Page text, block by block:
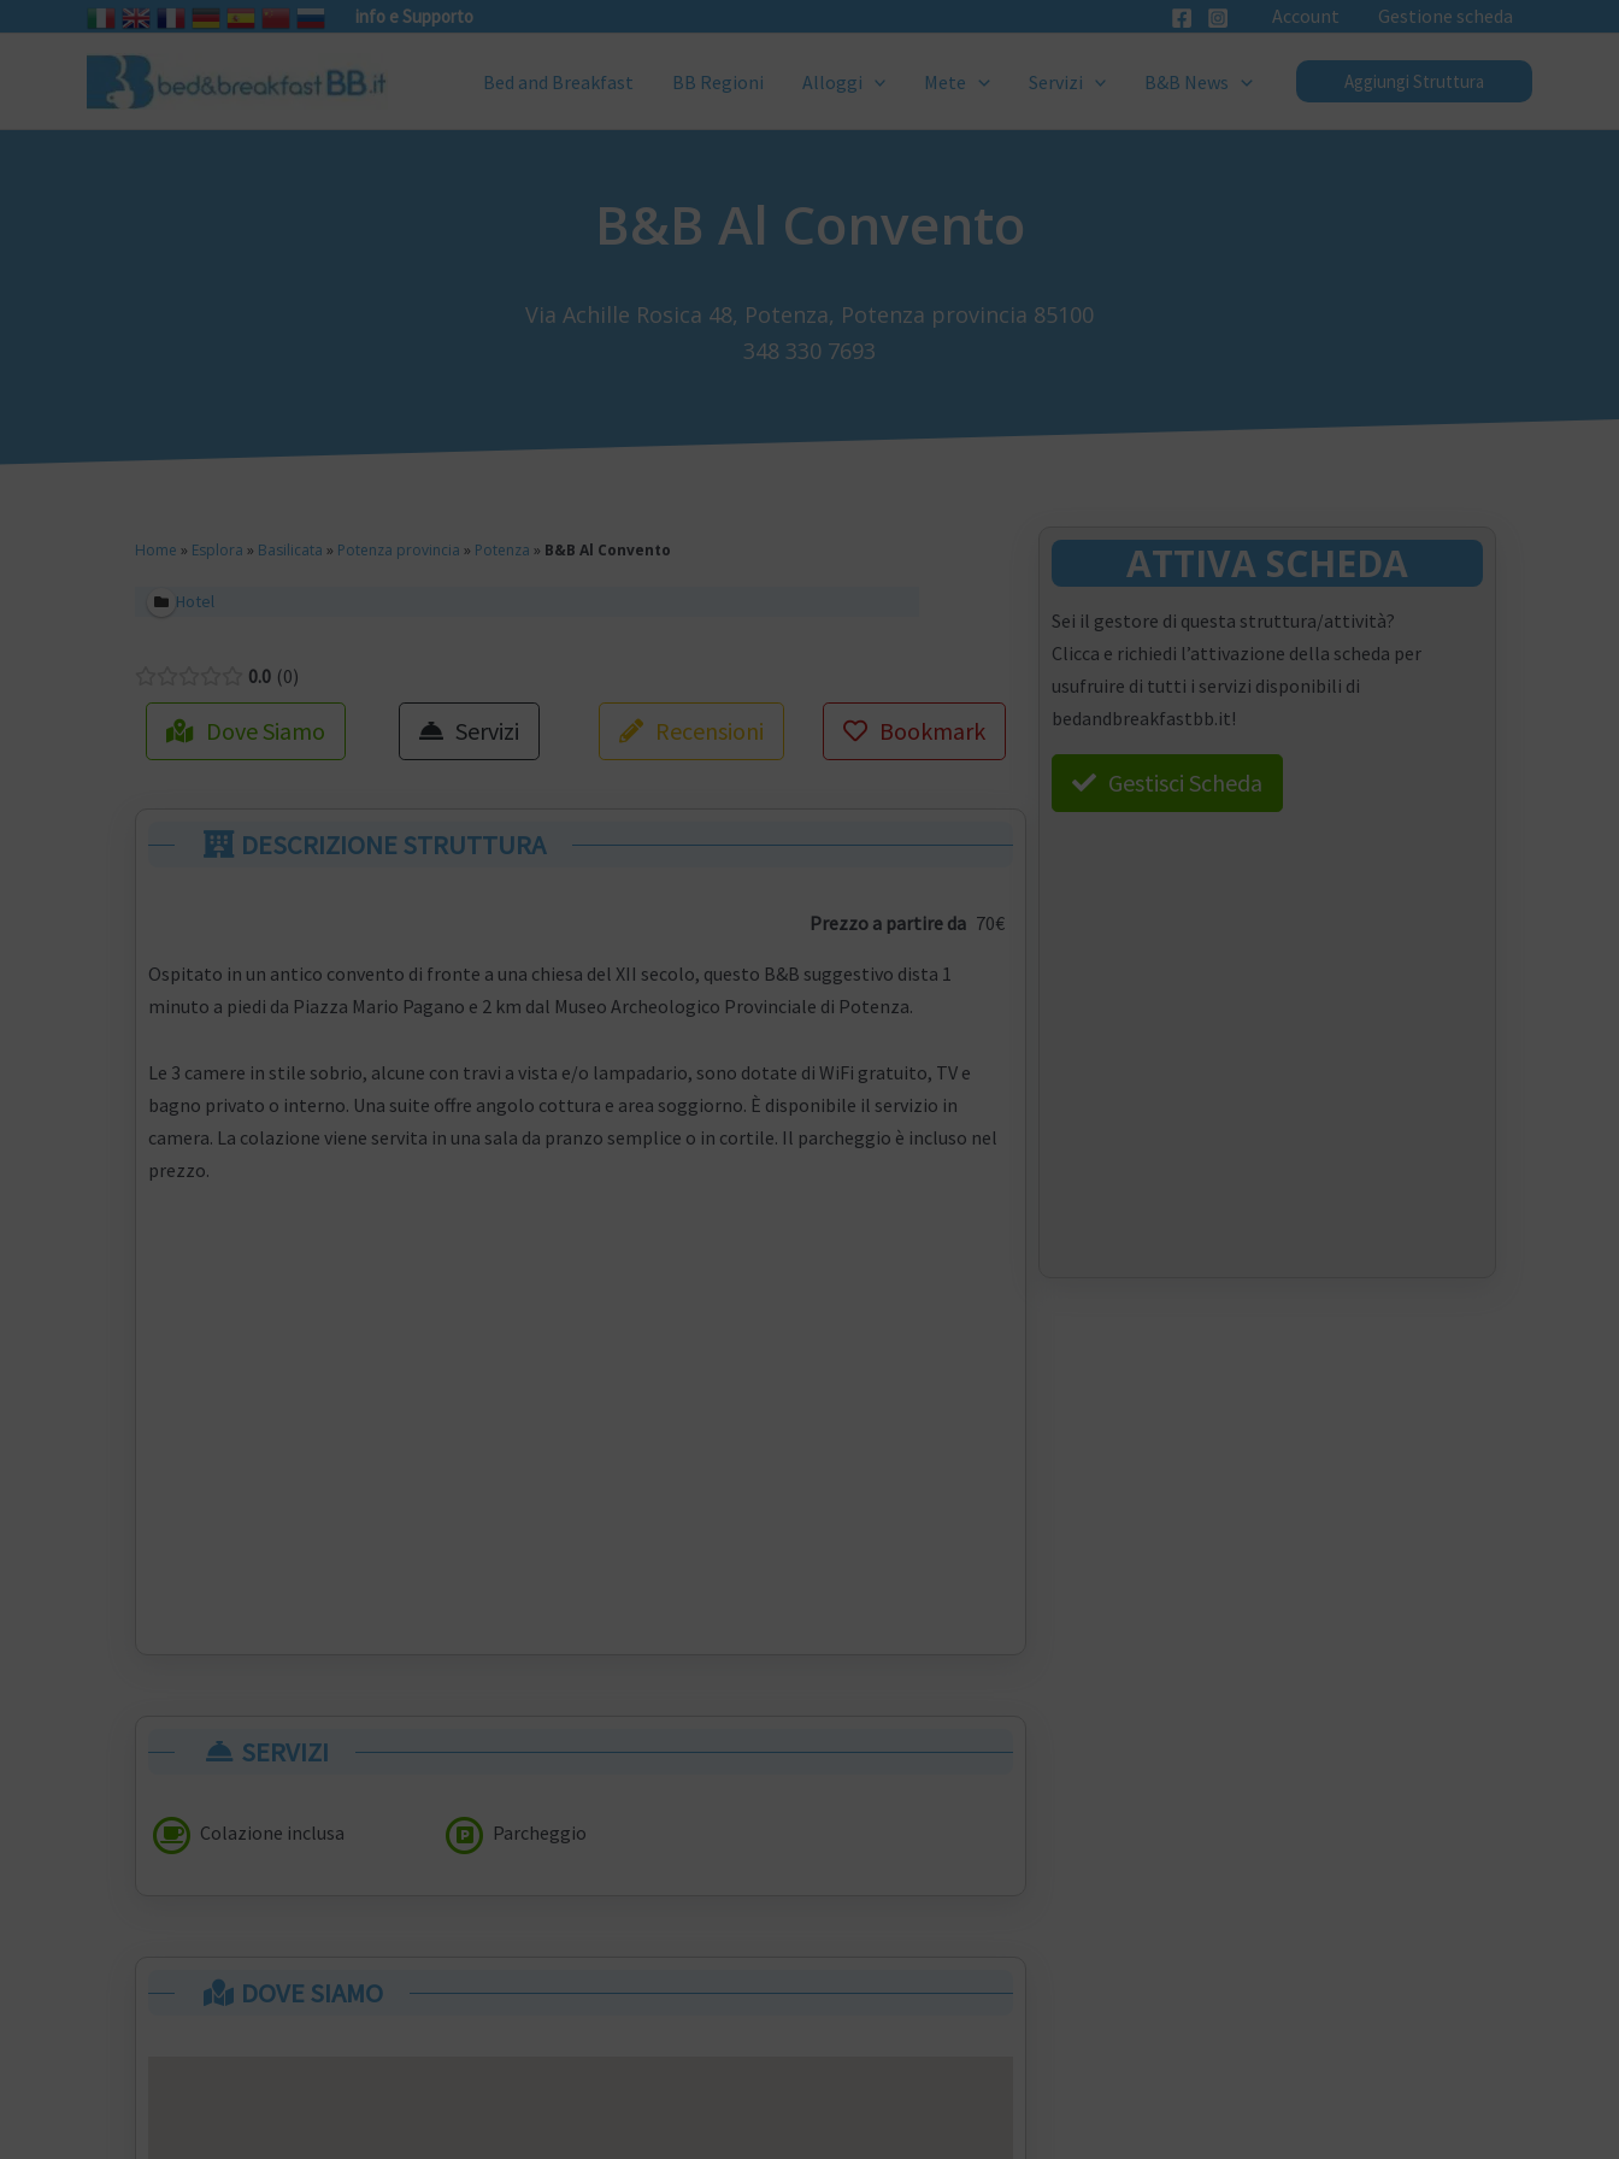
info e Supporto Account Gestione scheda
Bed and Breakfast BB Regioni Alloggi Mete Servizi B&B News Aggiungi Struttura
B&B Al Convento
Via Achille Rosica 48, Potenza, Potenza provincia 85100
348 330 7693
Home » Esplora » Basilicata » Potenza provincia » Potenza » B&B Al Convento
Hotel
0.0 0
Dove Siamo Servizi Recensioni Bookmark
DESCRIZIONE STRUTTURA
Prezzo a partire da 70€
Ospitato in un antico convento di fronte a una chiesa del XII secolo, questo B&B suggestivo dista 1
minuto a piedi da Piazza Mario Pagano e 2 km dal Museo Archeologico Provinciale di Potenza.
Le 3 camere in stile sobrio, alcune con travi a vista e/o lampadario, sono dotate di WiFi gratuito, TV e
bagno privato o interno. Una suite offre angolo cottura e area soggiorno. È disponibile il servizio in
camera. La colazione viene servita in una sala da pranzo semplice o in cortile. Il parcheggio è incluso nel
prezzo.
SERVIZI
Colazione inclusa Parcheggio
DOVE SIAMO
ATTIVA SCHEDA
Sei il gestore di questa struttura/attività?
Clicca e richiedi l’attivazione della scheda per
usufruire di tutti i servizi disponibili di
bedandbreakfastbb.it!
Gestisci Scheda